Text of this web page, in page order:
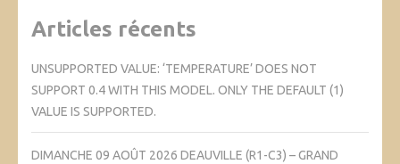
Articles récents
UNSUPPORTED VALUE: ‘TEMPERATURE’ DOES NOT
SUPPORT 0.4 WITH THIS MODEL. ONLY THE DEFAULT (1)
VALUE IS SUPPORTED.
DIMANCHE 09 AOÛT 2026 DEAUVILLE (R1-C3) – GRAND